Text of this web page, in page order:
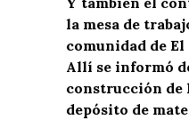
la mesa de
comunidad de El
Allí se informó
construcción de
depósito de